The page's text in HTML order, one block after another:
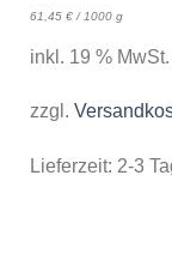
61,45 €/ 1000 g
inkl. 19 % MwSt.
zzgl.
Lieferzeit: 2-3